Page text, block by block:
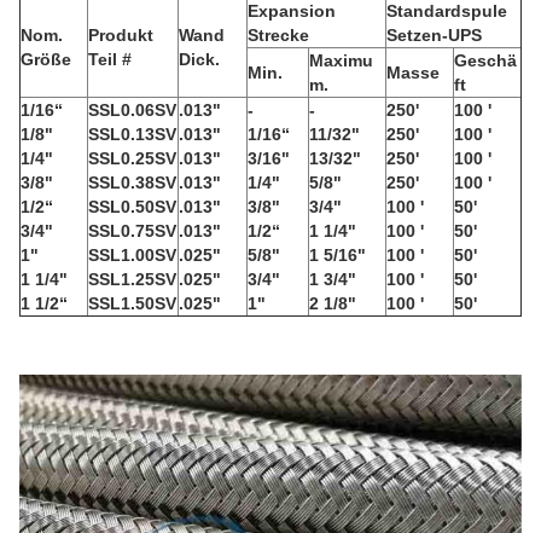
Nom.
Größe
Produkt
Teil #
Wand
Dick.
Expansion
Strecke
Standardspule
Setzen-UPS
Min.
Maximu
m.
Masse
Geschä
ft
1/16“
1/8"
1/4"
3/8"
1/2“
3/4"
1"
1 1/4"
1 1/2“
SSL0.06SV
SSL0.13SV
SSL0.25SV
SSL0.38SV
SSL0.50SV
SSL0.75SV
SSL1.00SV
SSL1.25SV
SSL1.50SV
.013"
.013"
.013"
.013"
.013"
.013"
.025"
.025"
.025"
-
1/16“
3/16"
1/4"
3/8"
1/2“
5/8"
3/4"
1"
-
11/32"
13/32"
5/8"
3/4"
1 1/4"
1 5/16"
1 3/4"
2 1/8"
250'
250'
250'
250'
100 '
100 '
100 '
100 '
100 '
100 '
100 '
100 '
100 '
50'
50'
50'
50'
50'